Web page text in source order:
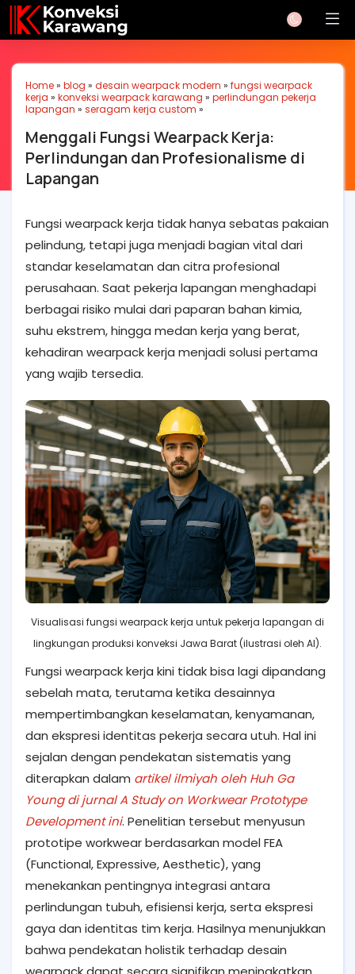
Home» blog » desain wearpack modern » fungsi wearpack
kerja » konveksi wearpack karawang » perlindungan pekerja
lapangan » seragam kerja custom »
Menggali Fungsi Wearpack Kerja:
Perlindungan dan Profesionalisme di
Lapangan
Fungsi wearpack kerja tidak hanya sebatas pakaian
pelindung, tetapi juga menjadi bagian vital dari
standar keselamatan dan citra profesional
perusahaan. Saat pekerja lapangan menghadapi
berbagai risiko mulai dari paparan bahan kimia,
suhu ekstrem, hingga medan kerja yang berat,
kehadiran wearpack kerja menjadi solusi pertama
yang wajib tersedia.
Visualisasi fungsi wearpack kerja untuk pekerja lapangan di
lingkungan produksi konveksi Jawa Barat (ilustrasi oleh AI).
Fungsi wearpack kerja kini tidak bisa lagi dipandang
sebelah mata, terutama ketika desainnya
mempertimbangkan keselamatan, kenyamanan,
dan ekspresi identitas pekerja secara utuh. Hal ini
sejalan dengan pendekatan sistematis yang
diterapkan dalam artikel ilmiyah oleh Huh Ga
Young di jurnal A Study on Workwear Prototype
Development ini. Penelitian tersebut menyusun
prototipe workwear berdasarkan model FEA
(Functional, Expressive, Aesthetic), yang
menekankan pentingnya integrasi antara
perlindungan tubuh, efisiensi kerja, serta ekspresi
gaya dan identitas tim kerja. Hasilnya menunjukkan
bahwa pendekatan holistik terhadap desain